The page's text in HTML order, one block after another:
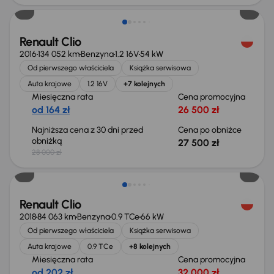
Renault Clio
2016134 052 kmBenzyna1.2 16V54 kW
Od pierwszego właściciela
Książka serwisowa
Auta krajowe
1.2 16V +7 kolejnych
Miesięczna rata
od 164 zł
Cena promocyjna
26 500 zł
Najniższa cena z 30 dni przed
obniżką
28 000 zł
Cena po obniżce
27 500 zł
Renault Clio
201884 063 kmBenzyna0.9 TCe66 kW
Od pierwszego właściciela
Książka serwisowa
Auta krajowe
0.9 TCe +8 kolejnych
Miesięczna rata Cena promocyjna